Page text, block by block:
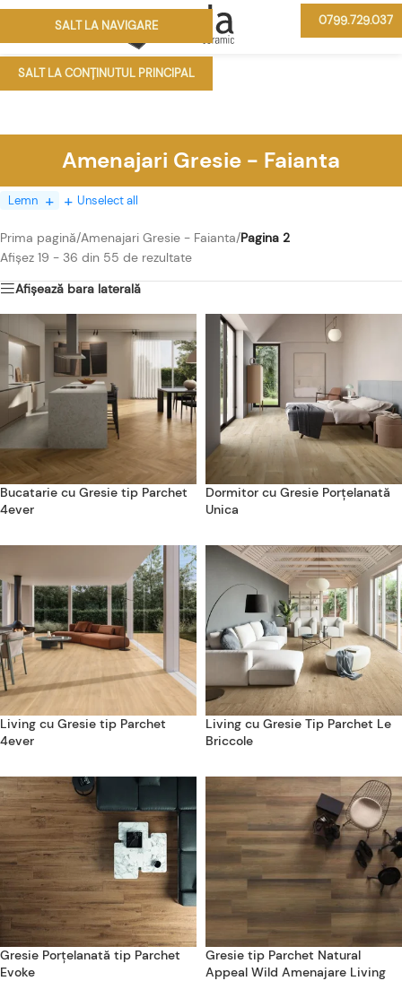
SALT LA NAVIGARE
SALT LA CONȚINUTUL PRINCIPAL
0799.729.037
Amenajari Gresie - Faianta
Lemn Unselect all
Prima pagină/Amenajari Gresie - Faianta/Pagina 2
Afișez 19 - 36 din 55 de rezultate
Afișează bara laterală
Bucatarie cu Gresie tip Parchet
4ever
Dormitor cu Gresie Porțelanată
Unica
Living cu Gresie tip Parchet
4ever
Living cu Gresie Tip Parchet Le
Briccole
Gresie Porțelanată tip Parchet
Evoke
Gresie tip Parchet Natural
Appeal Wild Amenajare Living